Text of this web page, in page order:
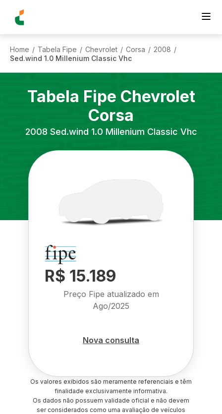
Home / Tabela Fipe / Chevrolet / Corsa / 2008 /
Sed.wind 1.0 Millenium Classic Vhc
Tabela Fipe Chevrolet
Corsa
2008 Sed.wind 1.0 Millenium Classic Vhc
R$ 15.189
Preço Fipe atualizado em
Ago/2025
Nova consulta
Os valores exibidos são meramente referenciais e têm
finalidade exclusivamente informativa.
Os dados não possuem validade oficial e não devem
ser considerados como uma avaliação de veículos